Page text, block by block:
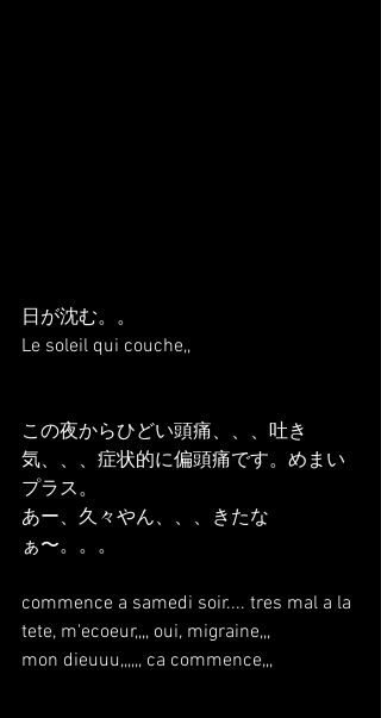
日が沈む。。
Le soleil qui couche,,
この夜からひどい頭痛、、、吐き
気、、、症状的に偏頭痛です。めまい
プラス。
あー、久々やん、、、きたな
ぁ〜。。。
commence a samedi soir.... tres mal a la
tete, m'ecoeur,,,, oui, migraine,,,
mon dieuuu,,,,,, ca commence,,,